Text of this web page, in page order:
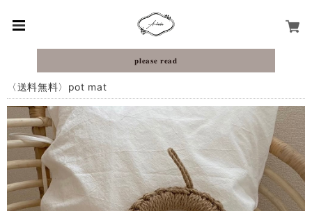
𝐩𝐥𝐞𝐚𝐬𝐞 𝐫𝐞𝐚𝐝
〈送料無料〉pot mat